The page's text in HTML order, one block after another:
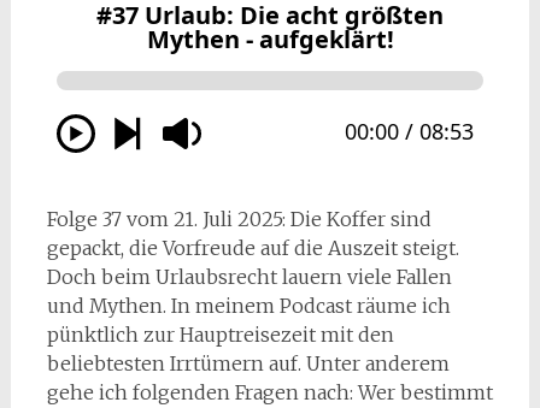
Folge 37 vom 21. Juli 2025: Die Koffer sind
gepackt, die Vorfreude auf die Auszeit steigt.
Doch beim Urlaubsrecht lauern viele Fallen
und Mythen. In meinem Podcast räume ich
pünktlich zur Hauptreisezeit mit den
beliebtesten Irrtümern auf. Unter anderem
gehe ich folgenden Fragen nach: Wer bestimmt